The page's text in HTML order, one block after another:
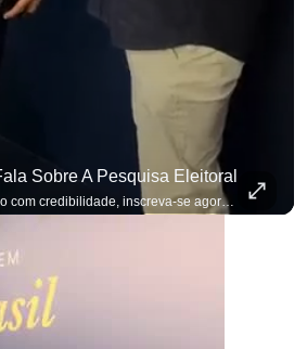
Sobre A Pesquisa Eleitoral
Se você busca informação com credibilidade, inscreva-se agora e ative o